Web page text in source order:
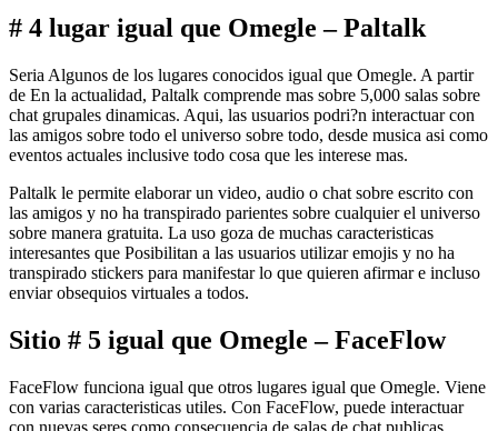
# 4 lugar igual que Omegle – Paltalk
Seri­a Algunos de los lugares conocidos igual que Omegle. A partir
de En la actualidad, Paltalk comprende mas sobre 5,000 salas sobre
chat grupales dinamicas. Aqui, las usuarios podri?n interactuar con
las amigos sobre todo el universo sobre todo, desde musica asi­ como
eventos actuales inclusive todo cosa que les interese mas.
Paltalk le permite elaborar un video, audio o chat sobre escrito con
las amigos y no ha transpirado parientes sobre cualquier el universo
sobre manera gratuita. La uso goza de muchas caracteristicas
interesantes que Posibilitan a las usuarios utilizar emojis y no ha
transpirado stickers para manifestar lo que quieren afirmar e incluso
enviar obsequios virtuales a todos.
Sitio # 5 igual que Omegle – FaceFlow
FaceFlow funciona igual que otros lugares igual que Omegle. Viene
con varias caracteristicas utiles. Con FaceFlow, puede interactuar
con nuevas seres como consecuencia de salas de chat publicas